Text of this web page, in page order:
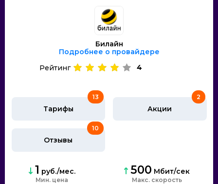
Билайн
Подробнее о провайдере
Рейтинг
4
Тарифы
13
Акции
2
Отзывы
10
1 руб./мес.
Мин. цена
500 Мбит/сек
Макс. скорость